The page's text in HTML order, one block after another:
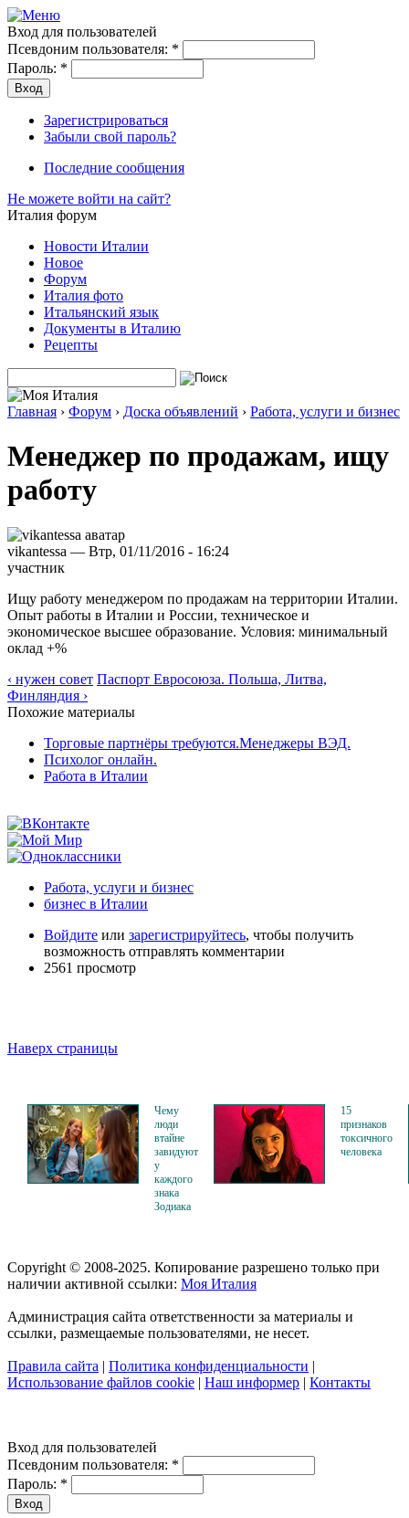
Вход для пользователей
Псевдоним пользователя: *
Пароль: *
Зарегистрироваться
Забыли свой пароль?
Последние сообщения
Не можете войти на сайт?
Италия форум
Новости Италии
Новое
Форум
Италия фото
Итальянский язык
Документы в Италию
Рецепты
Главная › Форум › Доска объявлений › Работа, услуги и бизнес
Менеджер по продажам, ищу
работу
vikantessa — Втр, 01/11/2016 - 16:24
участник
Ищу работу менеджером по продажам на территории Италии.
Опыт работы в Италии и России, техническое и
экономическое высшее образование. Условия: минимальный
оклад +%
‹ нужен совет Паспорт Евросоюза. Польша, Литва,
Финляндия ›
Похожие материалы
Торговые партнёры требуются.Менеджеры ВЭД.
Психолог онлайн.
Работа в Италии
Работа, услуги и бизнес
бизнес в Италии
Войдите или зарегистрируйтесь, чтобы получить
возможность отправлять комментарии
2561 просмотр
Наверх страницы
Чему
люди
втайне
завидуют
у
каждого
знака
Зодиака
15
признаков
токсичного
человека
Copyright © 2008-2025. Копирование разрешено только при
наличии активной ссылки: Моя Италия
Администрация сайта ответственности за материалы и
ссылки, размещаемые пользователями, не несет.
Правила сайта | Политика конфиденциальности |
Использование файлов cookie | Наш информер | Контакты
Вход для пользователей
Псевдоним пользователя: *
Пароль: *